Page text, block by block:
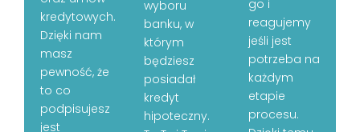
kredytowych.
Dzięki nam
masz
pewność, że
to co
podpisujesz
jest
wyboru
banku, w
którym
będziesz
posiadał
kredyt
hipoteczny.
go i
reagujemy
jeśli jest
potrzeba na
każdym
etapie
procesu.